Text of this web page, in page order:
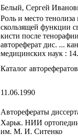
Белый, Сергей
Роль и место тенолиза
скользящей функции
кисти после
автореферат дис. ...
медицинских наук :
Каталог
11.06.1990
Авторефераты
Харьк. НИИ
им. М. И. Ситенко